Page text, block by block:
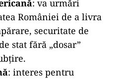
: va urmări
României de a livra
securitate de
stat fără „dosar”
: interes pentru